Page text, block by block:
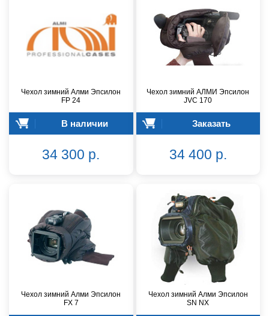
Чехол зимний Алми Эпсилон
FР 24
В наличии
34 300 р.
Чехол зимний АЛМИ Эпсилон
JVC 170
Заказать
34 400 р.
Чехол зимний Алми Эпсилон
FX 7
Чехол зимний Алми Эпсилон
SN NX